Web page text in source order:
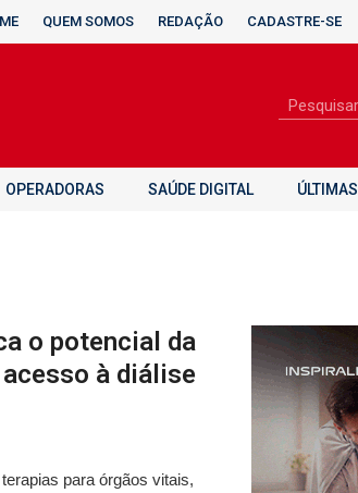
QUEM SOMOS REDAÇÃO CADASTRE-SE
OPERADORAS SAÚDE DIGITAL ÚLTIMAS
o potencial da
à diálise
para órgãos vitais,